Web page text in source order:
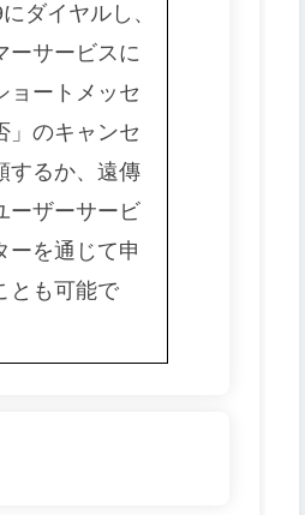
ダイヤルし、
ーサービスに
ョートメッセ
」のキャンセ
するか、遠傳
ーザーサービ
ーを通じて申
とも可能で